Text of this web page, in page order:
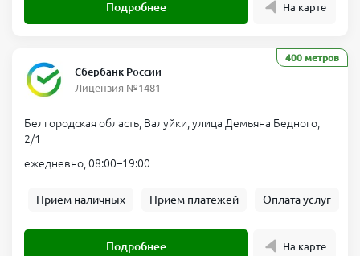
Подробнее На карте
400 метров
Сбербанк России
Лицензия №1481
Белгородская область, Валуйки, улица Демьяна Бедного,
2/1
ежедневно, 08:00–19:00
Прием наличных Прием платежей Оплата услуг
Подробнее На карте